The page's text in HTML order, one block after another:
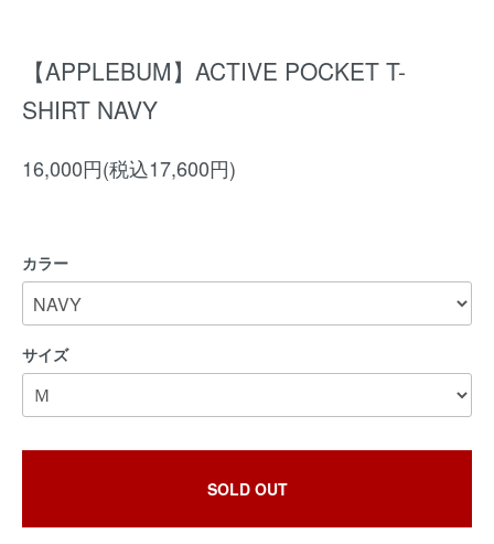
【APPLEBUM】ACTIVE POCKET T-
SHIRT NAVY
16,000円(税込17,600円)
カラー
サイズ
SOLD OUT